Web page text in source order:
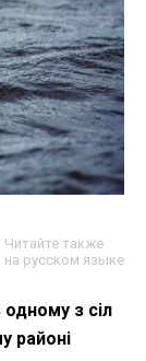
Читайте также
на русском языке
одному з сіл
районі